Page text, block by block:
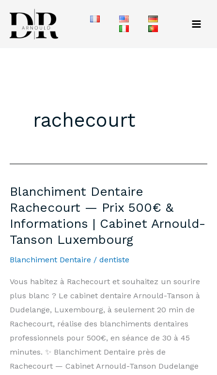
contenu
rachecourt
Blanchiment Dentaire
Rachecourt — Prix 500€ &
Informations | Cabinet Arnould-
Tanson Luxembourg
Blanchiment Dentaire / dentiste
Vous habitez à Rachecourt et souhaitez un sourire
plus blanc ? Le cabinet dentaire Arnould-Tanson à
Dudelange, Luxembourg, à seulement 20 min de
Rachecourt, réalise des blanchiments dentaires
professionnels pour 500€, en séance de 30 à 45
minutes. ✨ Blanchiment Dentaire près de
Rachecourt — Cabinet Arnould-Tanson Dudelange